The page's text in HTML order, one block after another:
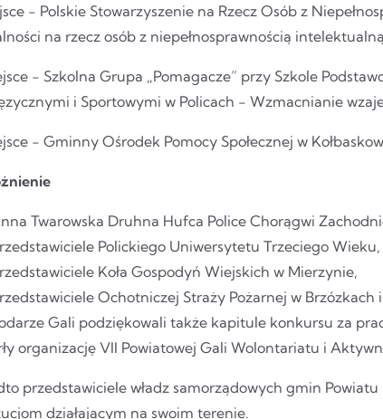
- Polskie Stowarzyszenie na Rzecz Osób z
na rzecz osób z niepełnosprawnością intelektualną
- Szkolna Grupa „Pomagacze” przy Szkole
i Sportowymi w Policach - Wzmacnianie
- Gminny Ośrodek Pomocy Społecznej w
Twarowska Druhna Hufca Police Chorągwi
Polickiego Uniwersytetu Trzeciego Wieku,
Koła Gospodyń Wiejskich w Mierzynie,
Ochotniczej Straży Pożarnej w
Gali podziękowali także kapitule konkursu za
organizację VII Powiatowej Gali Wolontariatu i
przedstawiciele władz samorządowych gmin
działającym na swoim terenie.